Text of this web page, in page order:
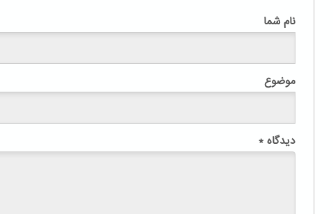
نام شما
موضوع
دیدگاه *